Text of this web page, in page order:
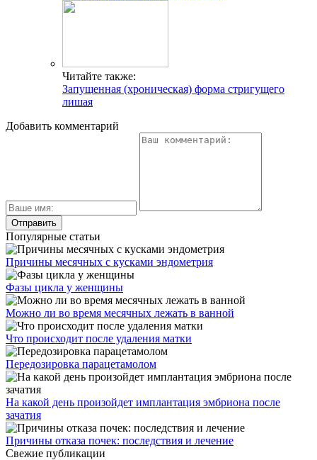
Читайте также:
Запущенная (хроническая) форма стригущего
лишая
Добавить комментарий
Популярные статьи
Причины месячных с кусками эндометрия
Фазы цикла у женщины
Можно ли во время месячных лежать в ванной
Что происходит после удаления матки
Передозировка парацетамолом
На какой день произойдет имплантация эмбриона после
зачатия
Причины отказа почек: последствия и лечение
Свежие публикации